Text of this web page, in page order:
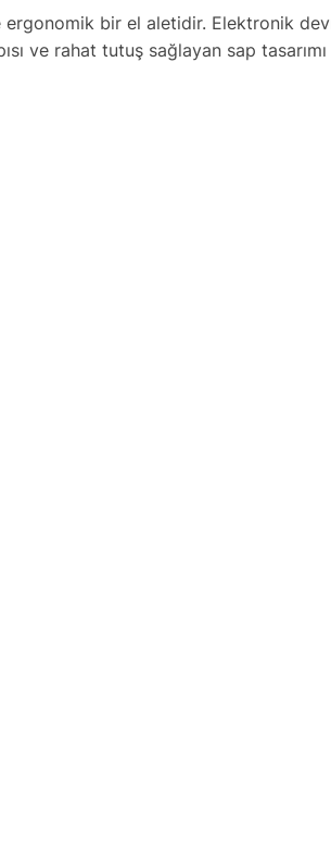
ergonomik bir el aletidir. Elektronik
rahat tutuş sağlayan sap tasarımı